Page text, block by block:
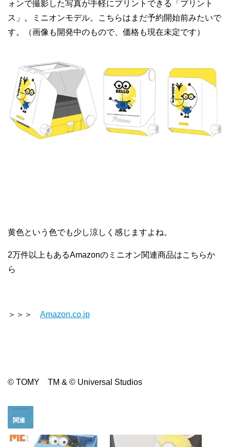
ォンで撮影した写真が手軽にプリントできる「プリント
ス」。ミニオンモデル。こちらはまだ予約開始前みたいで
す。（画像も開発中のもので、価格も現在未定です）
黄色という色でも少し涼しく感じますよね。
2万件以上もあるAmazonのミニオン関連商品はこちらか
ら
＞＞＞ Amazon.co.jp
© TOMY TM & © Universal Studios
関連